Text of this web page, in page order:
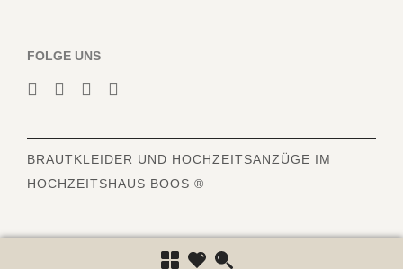
FOLGE UNS
BRAUTKLEIDER UND HOCHZEITSANZÜGE IM
HOCHZEITSHAUS BOOS ®